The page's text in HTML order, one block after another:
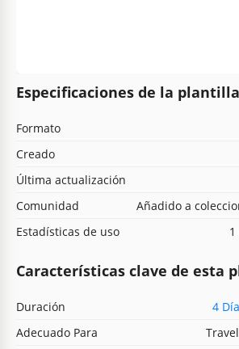
Especificaciones de la plantilla
Formato
Creado
Última actualización
Comunidad
Añadido a
Estadísticas de uso
Características clave de esta
Duración
4
Adecuado Para